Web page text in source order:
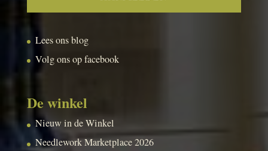
Lees ons blog
Volg ons op facebook
De winkel
Nieuw in de Winkel
Needlework Marketplace 2026